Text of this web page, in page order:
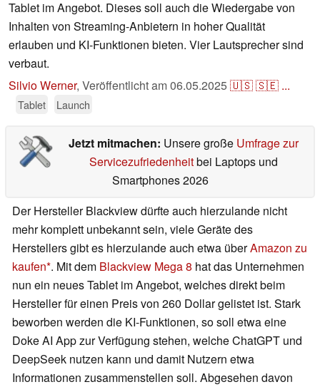
Tablet im Angebot. Dieses soll auch die Wiedergabe von
Inhalten von Streaming-Anbietern in hoher Qualität
erlauben und KI-Funktionen bieten. Vier Lautsprecher sind
verbaut.
Silvio Werner, Veröffentlicht am06.05.2025🇺🇸🇸🇪 ...
Tablet Launch
Jetzt mitmachen: Unsere große Umfrage zur
Servicezufriedenheitbei Laptops und
Smartphones 2026
Der Hersteller Blackview dürfte auch hierzulande nicht
mehr komplett unbekannt sein, viele Geräte des
Herstellers gibt es hierzulande auch etwa überAmazon zu
kaufen . Mit dem Blackview Mega 8 hat das Unternehmen
nun ein neues Tablet im Angebot, welches direkt beim
Hersteller für einen Preis von 260 Dollar gelistet ist. Stark
beworben werden die KI-Funktionen, so soll etwa eine
Doke AI App zur Verfügung stehen, welche ChatGPT und
DeepSeek nutzen kann und damit Nutzern etwa
Informationen zusammenstellen soll. Abgesehen davon